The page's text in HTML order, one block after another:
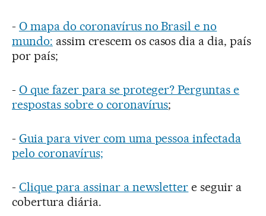
- O mapa do coronavírus no Brasil e no
mundo: assim crescem os casos dia a dia, país
por país;
- O que fazer para se proteger? Perguntas e
respostas sobre o coronavírus;
- Guia para viver com uma pessoa infectada
pelo coronavírus;
- Clique para assinar a newsletter e seguir a
cobertura diária.